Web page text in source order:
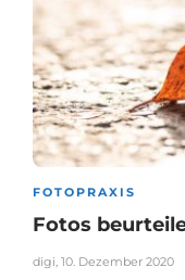
FOTOPRAXIS
Fotos
digi, 10. Dezember 2020